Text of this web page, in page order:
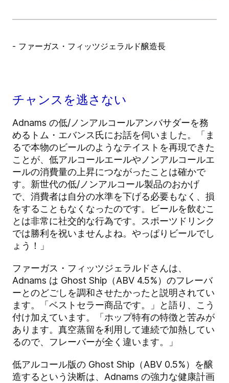
- ファーガス・フィッツジェラルド醸造長
チャンスを逃さない
Adnams の低/ノンアルコールアンバサダーを務
めるトム・エバンス氏にお話を伺いました。「ま
るで本物のビールのようなテイストを再現できた
ことが、低アルコールエールやノンアルコールエ
ールの消費量の上昇につながったことは確かで
す。新世代の低/ノンアルコール製品のおかげ
で、消費者は自分の水準を下げる必要もなく、損
をすることもなくなったのです。ビールを飲むこ
とは非常に社交的な行為です。スポーツドリンク
では勝利を祝いませんよね。やっぱりビールでし
ょう！」
ファーガス・フィッツジェラルドさんは、
Adnams は Ghost Ship（ABV 4.5%） のフレーバ
ーとのどごしを調和させたかったと説明されてい
ます。「ベストセラー商品です。」と語り、こう
付け加えています。「ホップ特有の特徴と苦みが
あります。真空蒸留を利用して連続で加熱してい
るので、フレーバーが全く違います。」
低アルコール版の Ghost Ship（ABV 0.5%） を醸
造するという決断は、Adnams の強力な健康計画